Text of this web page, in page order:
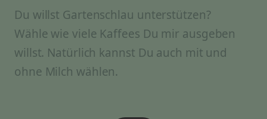
Du willst Gartenschlau unterstützen?
Wähle wie viele Kaffees Du mir ausgeben
willst. Natürlich kannst Du auch mit und
ohne Milch wählen.